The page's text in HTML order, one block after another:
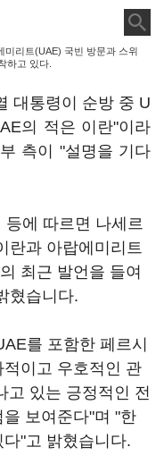
미리트(UAE) 국빈 방문과 스위
하고 있다.
대통령이 순방 중 U
의 적은 이란"이라
측이 "설명을 기다
등에 따르면 나세르
란과 아랍에미리트
최근 발언을 들여
혔습니다.
를 포함한 페르시
이고 우호적인 관
고 있는 긍정적인 전
보여준다"며 "한
"고 밝혔습니다.